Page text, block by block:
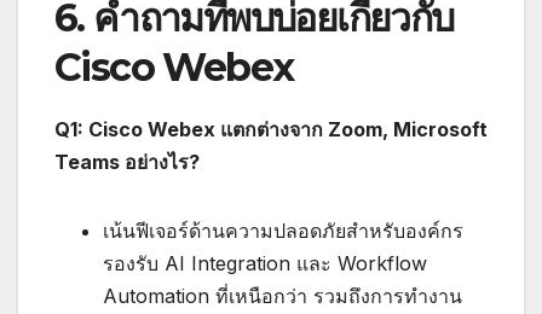
6. คำถามที่พบบ่อยเกี่ยวกับ
Cisco Webex
Q1: Cisco Webex แตกต่างจาก Zoom, Microsoft
Teams อย่างไร?
เน้นฟีเจอร์ด้านความปลอดภัยสำหรับองค์กร
รองรับ AI Integration และ Workflow
Automation ที่เหนือกว่า รวมถึงการทำงาน